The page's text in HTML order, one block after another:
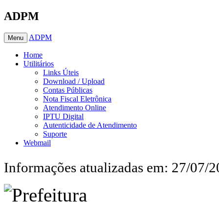
ADPM
Menu ADPM
Home
Utilitários
Links Úteis
Download / Upload
Contas Públicas
Nota Fiscal Eletrônica
Atendimento Online
IPTU Digital
Autenticidade de Atendimento
Suporte
Webmail
Informações atualizadas em: 27/07/